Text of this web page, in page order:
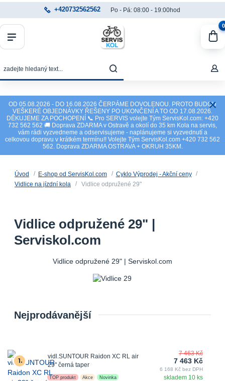
OD 05.08.2026 - DO 16.08.2026 ČERPÁME DOVOLENOU. PROTO BUDOU
VEŠKERÉ OBJEDNÁVKY ŘEŠENY PO UKONČENÍ A TO OD 17.08.2026.
DĚKUJEME ZA POCHOPENÍ 📞 Pro SERVIS volejte Tým ServisKol.com: +420
732 562 562 🚚 Doprava ZDARMA v Ostravě a okolí do 35 km Kola na servis,
vám rádi vyzvedneme a odservisujeme - naplánujeme si vyzvednutí a
celkovou dopravu v krátkém termínu!! Volejte Tým ServisKol.com +420 732 562
562. Doprava ZDARMA OSTRAVA + OKRUH 35KM.
+420732562562 Po - Pá: 08:00 - 19:00hod
0
Úvod E-shop od ServisKol.com
Cyklo Výprodej - Akční ceny
Vidlice na jízdní kola
Vidlice odpružené 29"
Vidlice odpružené 29" |
Serviskol.com
Vidlice odpružené 29" | Serviskol.com
Nejprodávanější
1.
vidl.SUNTOUR Raidon XC RL air
29" černá taper
skladem 10 ks
TOP produkt Akce Novinka
7 463 Kč
7 463 Kč
6 168 Kč bez DPH